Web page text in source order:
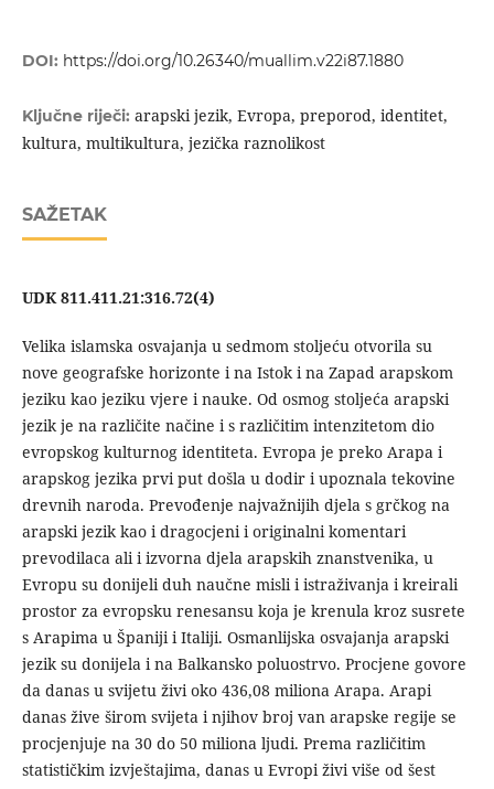
DOI: https://doi.org/10.26340/muallim.v22i87.1880
Ključne riječi: arapski jezik, Evropa, preporod, identitet,
kultura, multikultura, jezička raznolikost
SAŽETAK
UDK811.411.21:316.72(4)
Velika islamska osvajanja u sedmom stoljeću otvorila su
nove geografske horizonte i na Istok i na Zapad arapskom
jeziku kao jeziku vjere i nauke. Od osmog stoljeća arapski
jezik je na različite načine i s različitim intenzitetom dio
evropskog kulturnog identiteta. Evropa je preko Arapa i
arapskog jezika prvi put došla u dodir i upoznala tekovine
drevnih naroda. Prevođenje najvažnijih djela s grčkog na
arapski jezik kao i dragocjeni i originalni komentari
prevodilaca ali i izvorna djela arapskih znanstvenika, u
Evropu su donijeli duh naučne misli i istraživanja i kreirali
prostor za evropsku renesansu koja je krenula kroz susrete
s Arapima u Španiji i Italiji. Osmanlijska osvajanja arapski
jezik su donijela i na Balkansko poluostrvo. Procjene govore
da danas u svijetu živi oko 436,08 miliona Arapa. Arapi
danas žive širom svijeta i njihov broj van arapske regije se
procjenjuje na 30 do 50 miliona ljudi. Prema različitim
statističkim izvještajima, danas u Evropi živi više od šest